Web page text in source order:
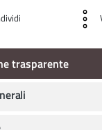
Trasparente
trasparente